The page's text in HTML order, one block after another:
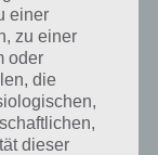
täglichen
bis 31. Januar
Bilder musst du
jedoch
Lösung.
einer
zu einer
oder
die
dieser